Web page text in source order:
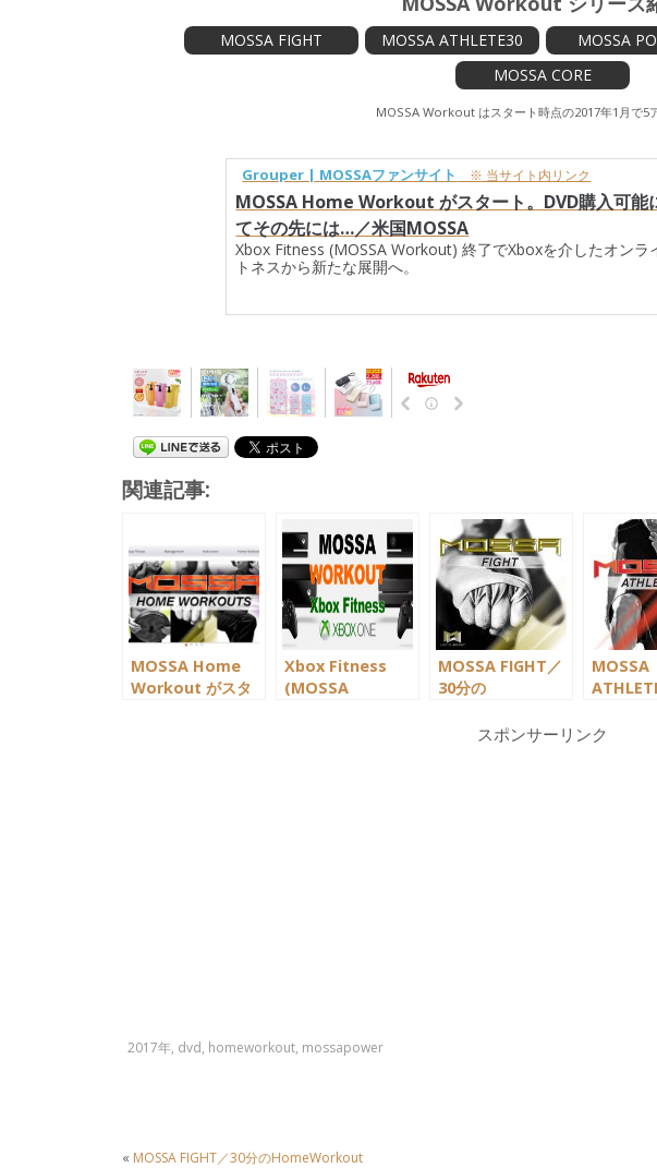
MOSSA FIGHT MOSSA ATHLETE30 MOSSA
MOSSA CORE
MOSSA Workout はスタート時点の2017年1月で5
Grouper | MOSSAファンサイト ※ 当サイト内リンク
MOSSA Home Workout がスタート。DVD購入可能
てその先には…／米国MOSSA
Xbox Fitness (MOSSA Workout) 終了でXboxを介したオンラ
トネスから新たな展開へ。
関連記事:
MOSSA Home
Workout がスタ
Xbox Fitness
(MOSSA
MOSSA FIGHT／
30分の
MOSSA
スポンサーリンク
2017年, dvd, homeworkout, mossapower
« MOSSA FIGHT／30分のHomeWorkout